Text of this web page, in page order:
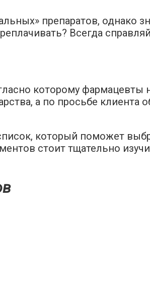
препаратов, однако
Всегда
которому
а по просьбе клиента
который поможет
стоит тщательно